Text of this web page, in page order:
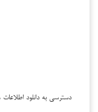
دسترسی به دانلود